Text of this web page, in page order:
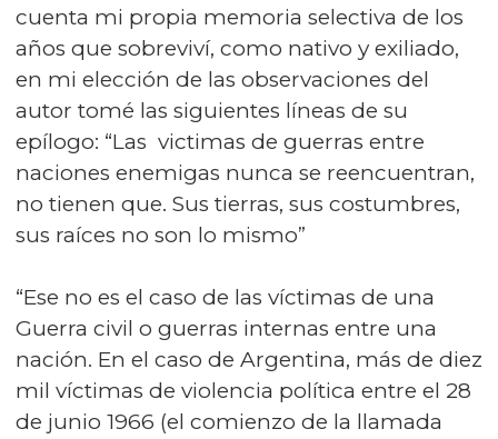
cuenta mi propia memoria selectiva de los
años que sobreviví, como nativo y exiliado,
en mi elección de las observaciones del
autor tomé las siguientes líneas de su
epílogo: “Las victimas de guerras entre
naciones enemigas nunca se reencuentran,
no tienen que. Sus tierras, sus costumbres,
sus raíces no son lo mismo”
“Ese no es el caso de las víctimas de una
Guerra civil o guerras internas entre una
nación. En el caso de Argentina, más de diez
mil víctimas de violencia política entre el 28
de junio 1966 (el comienzo de la llamada